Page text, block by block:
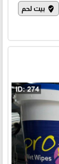
where_to_vote بيت لحم